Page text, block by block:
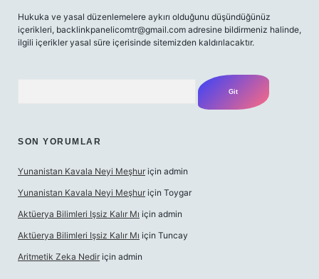
Hukuka ve yasal düzenlemelere aykırı olduğunu düşündüğünüz
içerikleri, backlinkpanelicomtr@gmail.com adresine bildirmeniz halinde,
ilgili içerikler yasal süre içerisinde sitemizden kaldırılacaktır.
SON YORUMLAR
Yunanistan Kavala Neyi Meşhur için admin
Yunanistan Kavala Neyi Meşhur için Toygar
Aktüerya Bilimleri Işsiz Kalır Mı için admin
Aktüerya Bilimleri Işsiz Kalır Mı için Tuncay
Aritmetik Zeka Nedir için admin